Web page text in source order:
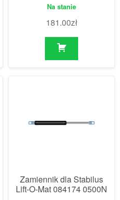
Na stanie
181.00zł
Zamiennik dla Stabilus
Lift-O-Mat 084174 0500N